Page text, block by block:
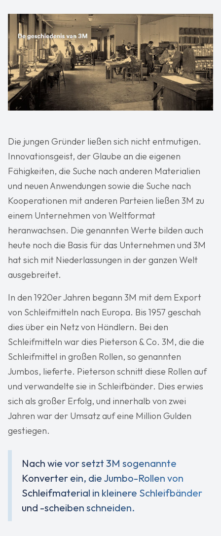
Die jungen Gründer ließen sich nicht entmutigen.
Innovationsgeist, der Glaube an die eigenen
Fähigkeiten, die Suche nach anderen Materialien
und neuen Anwendungen sowie die Suche nach
Kooperationen mit anderen Parteien ließen 3M zu
einem Unternehmen von Weltformat
heranwachsen. Die genannten Werte bilden auch
heute noch die Basis für das Unternehmen und 3M
hat sich mit Niederlassungen in der ganzen Welt
ausgebreitet.
In den 1920er Jahren begann 3M mit dem Export
von Schleifmitteln nach Europa. Bis 1957 geschah
dies über ein Netz von Händlern. Bei den
Schleifmitteln war dies Pieterson & Co. 3M, die die
Schleifmittel in großen Rollen, so genannten
Jumbos, lieferte. Pieterson schnitt diese Rollen auf
und verwandelte sie in Schleifbänder. Dies erwies
sich als großer Erfolg, und innerhalb von zwei
Jahren war der Umsatz auf eine Million Gulden
gestiegen.
Nach wie vor setzt 3M sogenannte
Konverter ein, die Jumbo-Rollen von
Schleifmaterial in kleinere Schleifbänder
und -scheiben schneiden.